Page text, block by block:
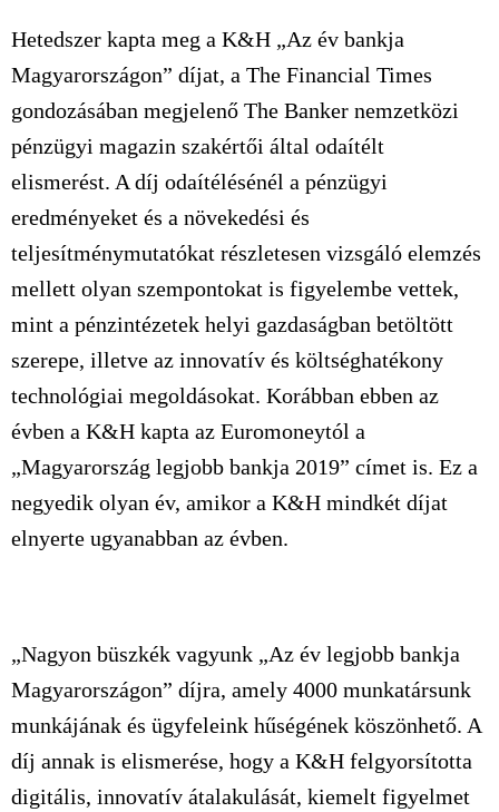
Hetedszer kapta meg a K&H „Az év bankja
Magyarországon” díjat, a The Financial Times
gondozásában megjelenő The Banker nemzetközi
pénzügyi magazin szakértői által odaítélt
elismerést. A díj odaítélésénél a pénzügyi
eredményeket és a növekedési és
teljesítménymutatókat részletesen vizsgáló elemzés
mellett olyan szempontokat is figyelembe vettek,
mint a pénzintézetek helyi gazdaságban betöltött
szerepe, illetve az innovatív és költséghatékony
technológiai megoldásokat. Korábban ebben az
évben a K&H kapta az Euromoneytól a
„Magyarország legjobb bankja 2019” címet is. Ez a
negyedik olyan év, amikor a K&H mindkét díjat
elnyerte ugyanabban az évben.
„Nagyon büszkék vagyunk „Az év legjobb bankja
Magyarországon” díjra, amely 4000 munkatársunk
munkájának és ügyfeleink hűségének köszönhető. A
díj annak is elismerése, hogy a K&H felgyorsította
digitális, innovatív átalakulását, kiemelt figyelmet